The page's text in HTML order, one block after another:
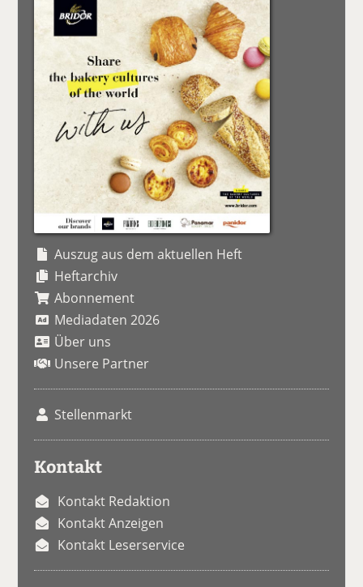
Auszug aus dem aktuellen Heft
Heftarchiv
Abonnement
Mediadaten 2026
Über uns
Unsere Partner
Stellenmarkt
Kontakt
Kontakt Redaktion
Kontakt Anzeigen
Kontakt Leserservice